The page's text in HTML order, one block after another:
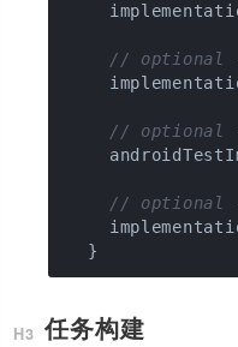
// optional -
// optional
// optional -
任务构建